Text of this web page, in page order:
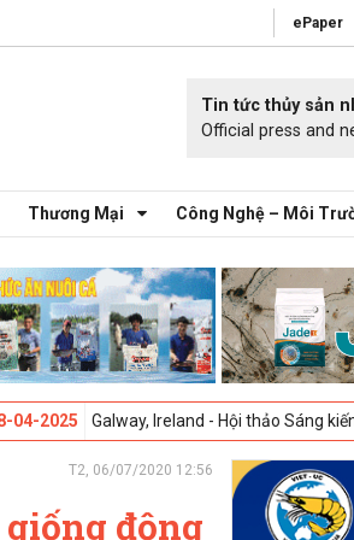
ePaper
Tin tức thủy sản
Official press and
Thương Mại Công Nghệ – Môi
Ireland - Hội thảo Sáng kiến sức khỏe
T2, 06/07/2020 12:56
giống động